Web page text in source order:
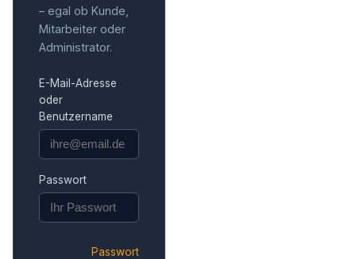
– egal ob Kunde,
Mitarbeiter oder
Administrator.
E-Mail-Adresse
oder
Benutzername
Passwort
Passwort